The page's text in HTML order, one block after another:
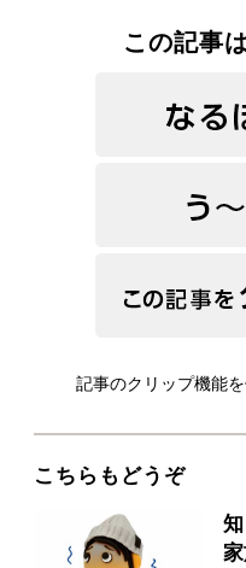
この記事
記事のクリップ機能
こちらもどうぞ